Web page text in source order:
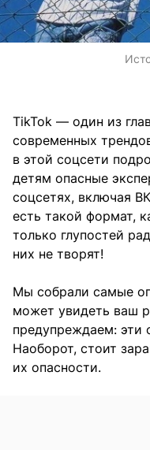
TikTok — один из
современных
в этой соцсети
детям опасные
соцсетях, включая
есть такой формат,
только глупостей
них не творят!
Мы собрали самые
может увидеть ваш
предупреждаем: эти
Наоборот, стоит
их опасности.